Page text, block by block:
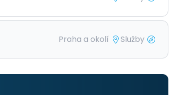
Praha a okolí Služby